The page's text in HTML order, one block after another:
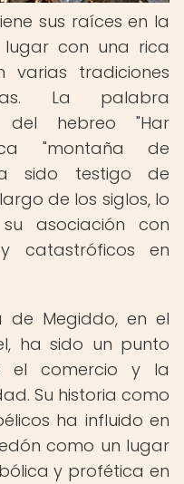
sus raíces en la
con una rica
varias tradiciones
La palabra
del hebreo "Har
"montaña de
sido testigo de
de los siglos, lo
asociación con
catastróficos en
de Megiddo, en el
ha sido un punto
el comercio y la
Su historia como
ha influido en
como un lugar
y profética en